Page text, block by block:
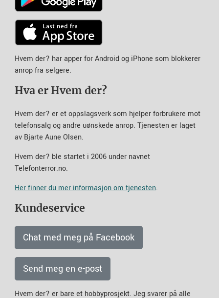
Hvem der? har apper for Android og iPhone som blokkerer
anrop fra selgere.
Hva er Hvem der?
Hvem der? er et oppslagsverk som hjelper forbrukere mot
telefonsalg og andre uønskede anrop. Tjenesten er laget
av Bjarte Aune Olsen.
Hvem der? ble startet i 2006 under navnet
Telefonterror.no.
Her finner du mer informasjon om tjenesten.
Kundeservice
Chat med meg på Facebook
Send meg en e-post
Hvem der? er bare et hobbyprosjekt. Jeg svarer på alle